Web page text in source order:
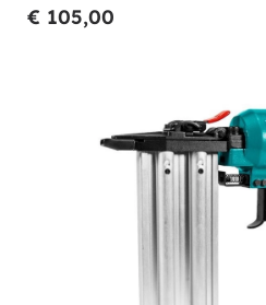
€ 105,00